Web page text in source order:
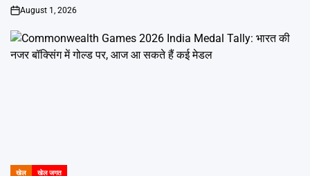
on
August 1, 2026
खेल खेल जगत